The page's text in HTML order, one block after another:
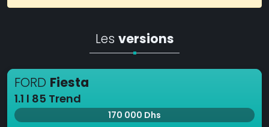
Les versions
FORD Fiesta
1.1 l 85 Trend
170 000 Dhs